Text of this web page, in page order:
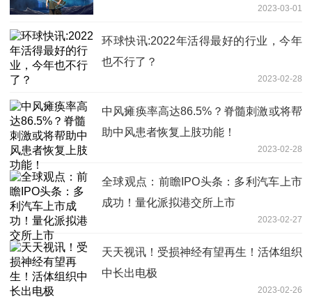
2023-03-01
环球快讯:2022年活得最好的行业，今年
也不行了？
2023-02-28
中风瘫痪率高达86.5%？脊髓刺激或将帮
助中风患者恢复上肢功能！
2023-02-28
全球观点：前瞻IPO头条：多利汽车上市
成功！量化派拟港交所上市
2023-02-27
天天视讯！受损神经有望再生！活体组织
中长出电极
2023-02-26